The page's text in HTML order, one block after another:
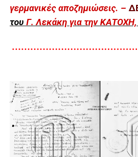
γερμανικές αποζημιώσεις. –
του Γ. Λεκάκη για την ΚΑΤΟΧΗ,